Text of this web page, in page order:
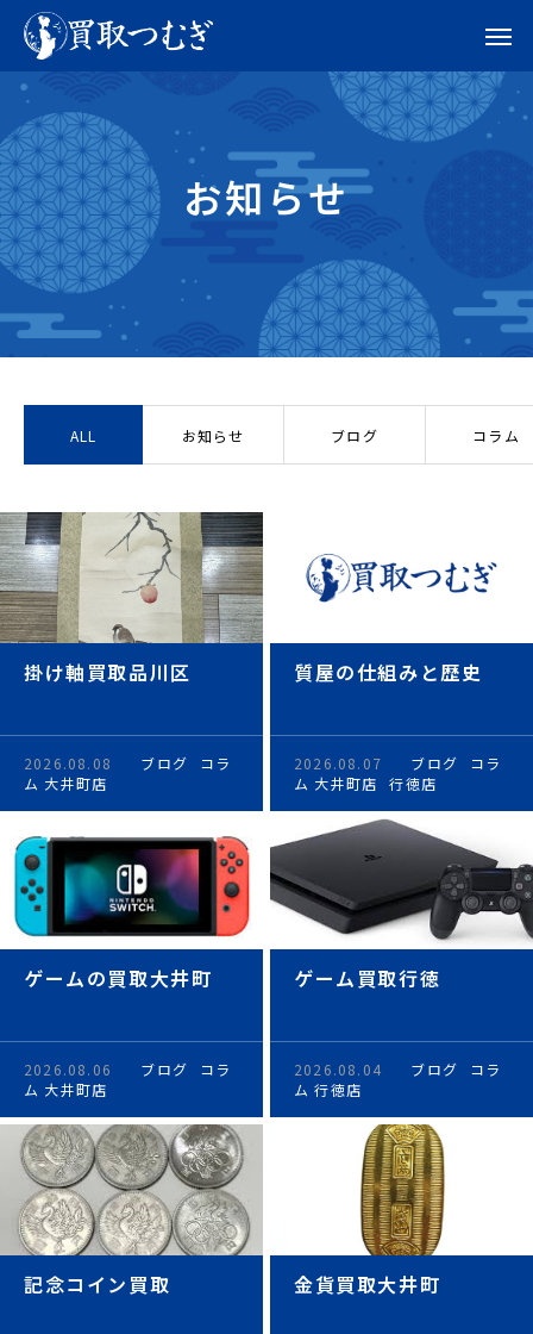
お知らせ
ALL お知らせ ブログ コラム
掛け軸買取品川区
2026.08.08 ブログ
コラ
ム 大井町店
質屋の仕組みと歴史
2026.08.07 ブログ
コラ
ム 大井町店 行徳店
ゲームの買取大井町
2026.08.06 ブログ
コラ
ム 大井町店
ゲーム買取行徳
2026.08.04 ブログ
コラ
ム 行徳店
記念コイン買取 金貨買取大井町